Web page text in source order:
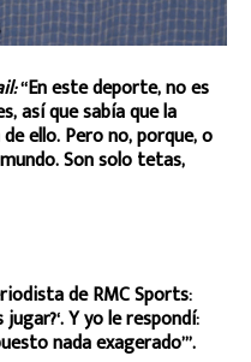
“En este deporte, no es
así que sabía que la
ello. Pero no, porque, o
Son solo tetas,
de RMC Sports:
Y yo le respondí:
nada exagerado’”.